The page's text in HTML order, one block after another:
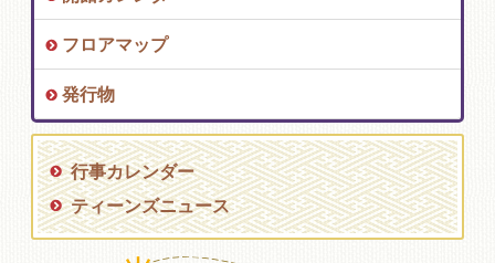
フロアマップ
発行物
行事カレンダー
ティーンズニュース